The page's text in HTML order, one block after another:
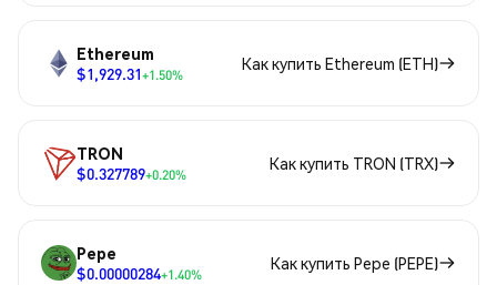
Ethereum
$1,929.31+1.50%
Как купить Ethereum (ETH)
TRON
$0.327789+0.20%
Как купить TRON (TRX)
Pepe
$0.00000284+1.40%
Как купить Pepe (PEPE)